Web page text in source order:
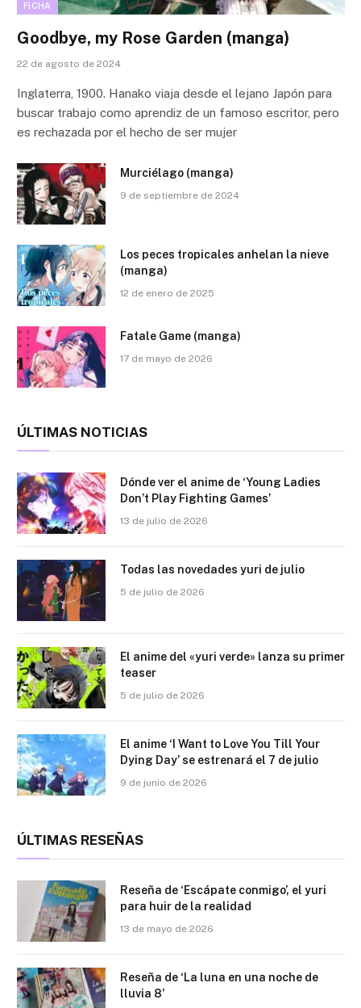
FICHA
Goodbye, my Rose Garden (manga)
22 de agosto de 2024
Inglaterra, 1900. Hanako viaja desde el lejano Japón para
buscar trabajo como aprendiz de un famoso escritor, pero
es rechazada por el hecho de ser mujer
Murciélago (manga)
9 de septiembre de 2024
Los peces tropicales anhelan la nieve
(manga)
12 de enero de 2025
Fatale Game (manga)
17 de mayo de 2026
ÚLTIMAS NOTICIAS
Dónde ver el anime de ‘Young Ladies
Don’t Play Fighting Games’
13 de julio de 2026
Todas las novedades yuri de julio
5 de julio de 2026
El anime del «yuri verde» lanza su primer
teaser
5 de julio de 2026
El anime ‘I Want to Love You Till Your
Dying Day’ se estrenará el 7 de julio
9 de junio de 2026
ÚLTIMAS RESEÑAS
Reseña de ‘Escápate conmigo’, el yuri
para huir de la realidad
13 de mayo de 2026
Reseña de ‘La luna en una noche de
lluvia 8’